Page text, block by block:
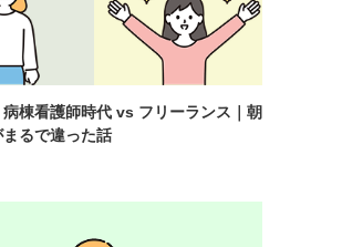
病棟看護師時代 vs フリーランス｜朝
るで違った話